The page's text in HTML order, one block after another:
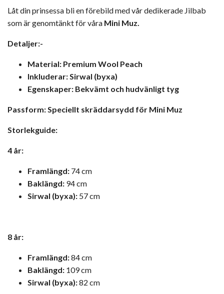
Låt din prinsessa bli en förebild med vår dedikerade Jilbab
som är genomtänkt för våra Mini Muz.
Detaljer:-
Material: Premium Wool Peach
Inkluderar: Sirwal (byxa)
Egenskaper: Bekvämt och hudvänligt tyg
Passform: Speciellt skräddarsydd för Mini Muz
Storlekguide:
4 år:
Framlängd: 74 cm
Baklängd: 94 cm
Sirwal (byxa): 57 cm
8 år:
Framlängd:84 cm
Baklängd: 109 cm
Sirwal (byxa):82 cm